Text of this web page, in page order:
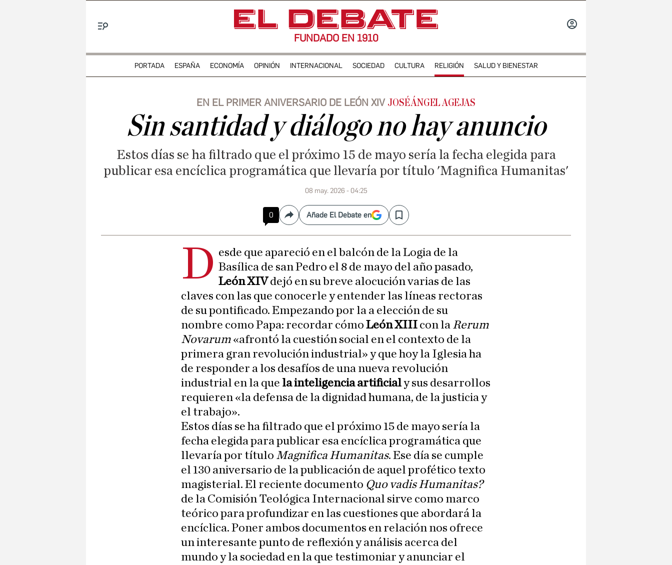
FUNDADO EN 1910
PORTADA ESPAÑA ECONOMÍA OPINIÓN INTERNACIONAL SOCIEDAD CULTURA RELIGIÓN SALUD Y BIENESTAR
EN EL PRIMER ANIVERSARIO DE LEÓN XIV JOSÉ ÁNGEL AGEJAS
Sin santidad y diálogo no hay anuncio
Estos días se ha filtrado que el próximo 15 de mayo sería la fecha elegida para
publicar esa encíclica programática que llevaría por título 'Magnifica Humanitas'
08 may. 2026 - 04:25
0 CompartirAñade El Debate en Save
D esde que apareció en el balcón de la Logia de la
Basílica de san Pedro el 8 de mayo del año pasado,
León XIVdejó en su breve alocución varias de las
claves con las que conocerle y entender las líneas rectoras
de su pontificado. Empezando por la a elección de su
nombre como Papa: recordar cómo León XIII con la Rerum
Novarum «afrontó la cuestión social en el contexto de la
primera gran revolución industrial» y que hoy la Iglesia ha
de responder a los desafíos de una nueva revolución
industrial en la que la inteligencia artificialy sus desarrollos
requieren «la defensa de la dignidad humana, de la justicia y
el trabajo».
Estos días se ha filtrado que el próximo 15 de mayo sería la
fecha elegida para publicar esa encíclica programática que
llevaría por título Magnifica Humanitas. Ese día se cumple
el 130 aniversario de la publicación de aquel profético texto
magisterial. El reciente documento Quo vadis Humanitas?
de la Comisión Teológica Internacional sirve como marco
teórico para profundizar en las cuestiones que abordará la
encíclica. Poner ambos documentos en relación nos ofrece
un interesante punto de reflexión y análisis acerca del
mundo y la sociedad en la que testimoniar y anunciar el